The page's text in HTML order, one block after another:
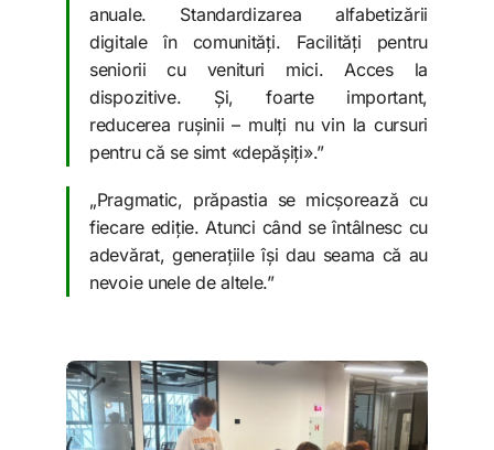
anuale. Standardizarea alfabetizării
digitale în comunități. Facilități pentru
seniorii cu venituri mici. Acces la
dispozitive. Și, foarte important,
reducerea rușinii – mulți nu vin la cursuri
pentru că se simt «depășiți».”
„Pragmatic, prăpastia se micșorează cu
fiecare ediție. Atunci când se întâlnesc cu
adevărat, generațiile își dau seama că au
nevoie unele de altele.”